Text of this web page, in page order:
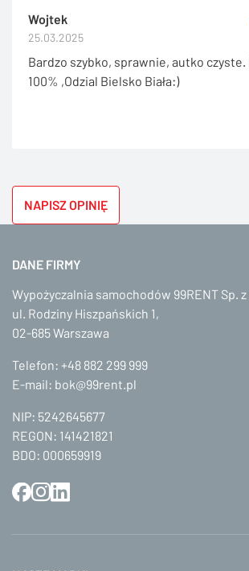
NAPISZ OPINIĘ
Wojtek
25.03.2025
Bardzo szybko, sprawnie, autko czyste.
100% ,Odzial Bielsko Biała:)
DANE FIRMY
Wypożyczalnia samochodów 99RENT Sp. z
ul. Rodziny Hiszpańskich 1,
02-685 Warszawa
Telefon: +48 882 299 999
E-mail: bok@99rent.pl
NIP: 5242645677
REGON: 141421821
BDO: 000659919